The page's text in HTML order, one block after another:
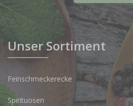
Unser Sortiment
Feinschmeckerecke
Spirituosen